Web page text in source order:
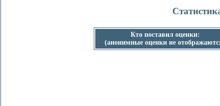
Кто поставил оценки:
(анонимные оценки не